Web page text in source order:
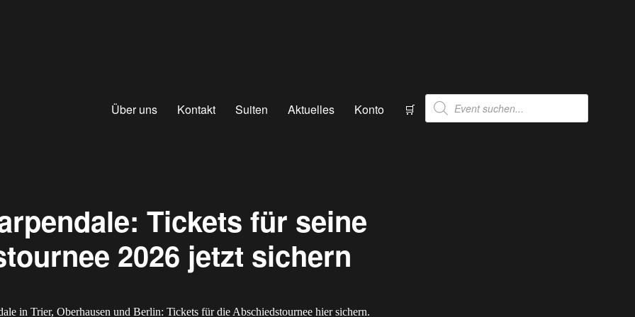
Über uns Kontakt Suiten Aktuelles Konto 🛒
Products
search
Tickets für seine
2026 jetzt sichern